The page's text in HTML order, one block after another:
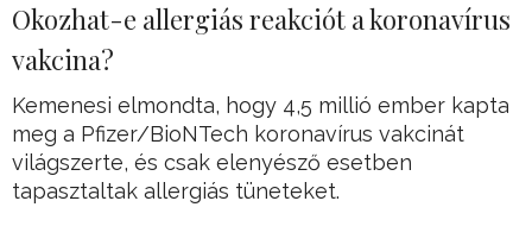
Okozhat-e allergiás reakciót a koronavírus
vakcina?
Kemenesi elmondta, hogy 4,5 millió ember kapta
meg a Pfizer/BioNTech koronavírus vakcinát
világszerte, és csak elenyésző esetben
tapasztaltak allergiás tüneteket.